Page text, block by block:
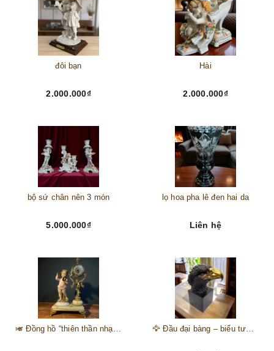
đôi bạn
2.000.000₫
Hài
2.000.000₫
bộ sứ chân nên 3 món
5.000.000₫
lọ hoa pha lê đen hai da
Liên hệ
🎺 Đồng hồ “thiên thần nhạc hội” – tuyệt mỹ phẩm trang trí phong cách hoàng gia 🎼 🦅 Đầu đại bàng – biểu tượng của kẻ chinh phục trên đỉnh núi thành công 🦅